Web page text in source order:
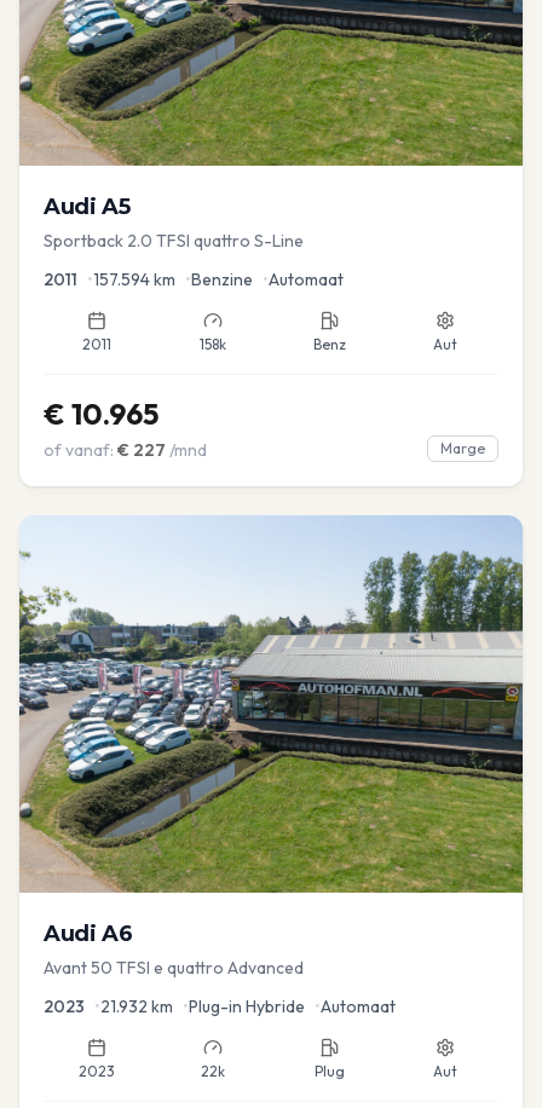
Audi A5
Sportback 2.0 TFSI quattro S-Line
2011 •157.594km •Benzine •Automaat
2011 158k Benz Aut
€ 10.965
of vanaf: € 227 /mnd Marge
Audi A6
Avant 50 TFSI e quattro Advanced
2023 •21.932 km •Plug-in Hybride •Automaat
2023 22k Plug Aut